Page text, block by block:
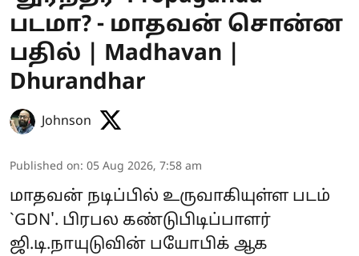
படமா? - மாதவன் சொன்ன
பதில் | Madhavan |
Dhurandhar
Johnson
Published on: 05 Aug 2026, 7:58 am
மாதவன் நடிப்பில் உருவாகியுள்ள படம்
`GDN'. பிரபல கண்டுபிடிப்பாளர்
ஜி.டி.நாயுடுவின் பயோபிக் ஆக